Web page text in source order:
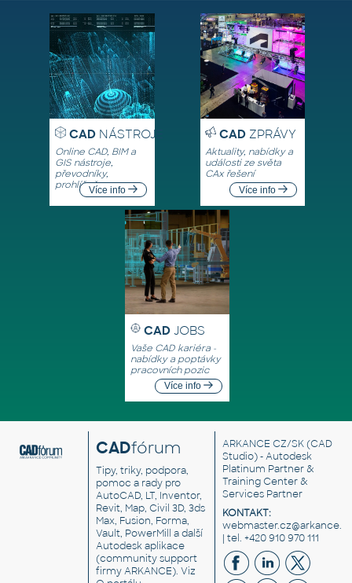
CADNÁSTROJE
Online CAD, BIM a
GIS nástroje,
převodníky,
prohlížečeVíce info
CADZPRÁVY
Aktuality, nabídky a
události ze světa
CAx řešení
Více info
CAD JOBS
Vaše CAD kariéra -
nabídky a poptávky
pracovních pozic
Více info
CADfórum
Tipy, triky, podpora,
pomoc a rady pro
AutoCAD, LT, Inventor,
Revit, Map, Civil 3D, 3ds
Max, Fusion, Forma,
Vault, PowerMill a další
Autodesk aplikace
(community support
firmy ARKANCE). Viz
ARKANCE CZ/SK(CAD
Studio) - Autodesk
Platinum Partner &
Training Center &
Services Partner
KONTAKT:
| tel. +420 910 970 111